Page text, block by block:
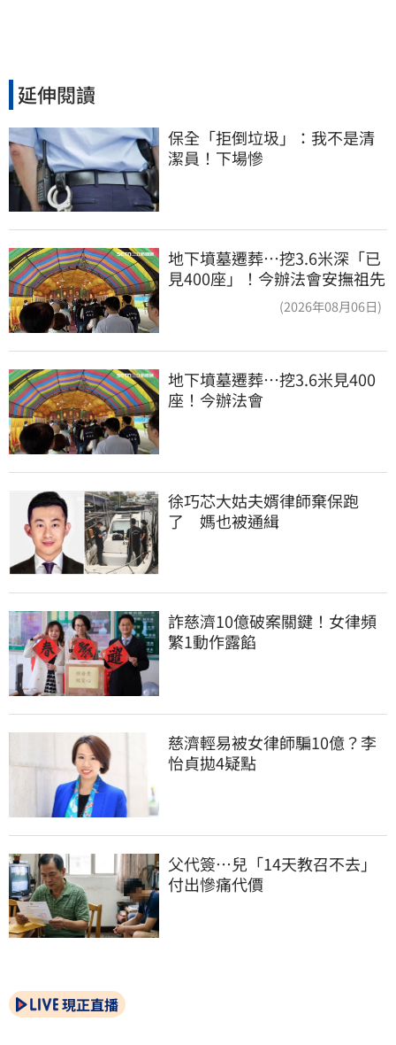
延伸閱讀
保全「拒倒垃圾」：我不是清
潔員！下場慘
地下墳墓遷葬…挖3.6米深「已
見400座」！今辦法會安撫祖先
(2026年08月06日)
地下墳墓遷葬…挖3.6米見400
座！今辦法會
徐巧芯大姑夫婿律師棄保跑
了　媽也被通緝
詐慈濟10億破案關鍵！女律頻
繁1動作露餡
慈濟輕易被女律師騙10億？李
怡貞拋4疑點
父代簽…兒「14天教召不去」
付出慘痛代價
現正直播